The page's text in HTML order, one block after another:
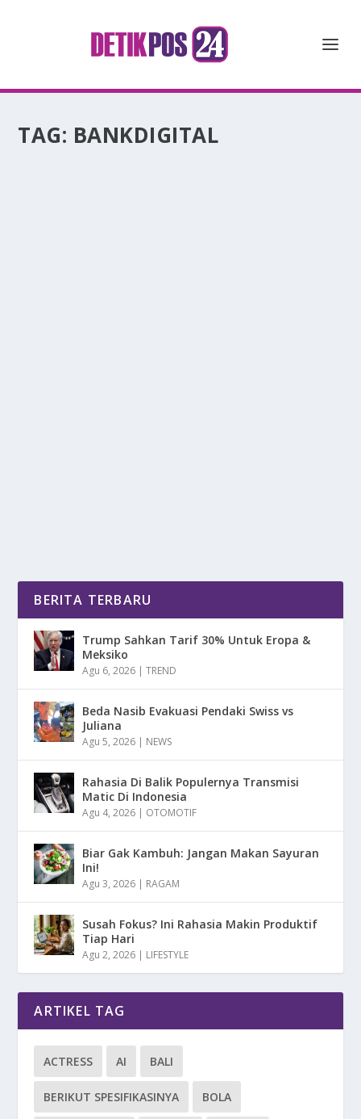
TAG: BANKDIGITAL
BERITA TERBARU
Trump Sahkan Tarif 30% Untuk Eropa &
Meksiko
Agu 6, 2026 |TREND
Beda Nasib Evakuasi Pendaki Swiss vs
Juliana
Agu 5, 2026 | NEWS
Rahasia Di Balik Populernya Transmisi
Matic Di Indonesia
Agu 4, 2026 | OTOMOTIF
Biar Gak Kambuh: Jangan Makan Sayuran
Ini!
Agu 3, 2026 | RAGAM
Susah Fokus? Ini Rahasia Makin Produktif
Tiap Hari
Agu 2, 2026 | LIFESTYLE
ARTIKEL TAG
ACTRESS AI BALI
BERIKUT SPESIFIKASINYA BOLA